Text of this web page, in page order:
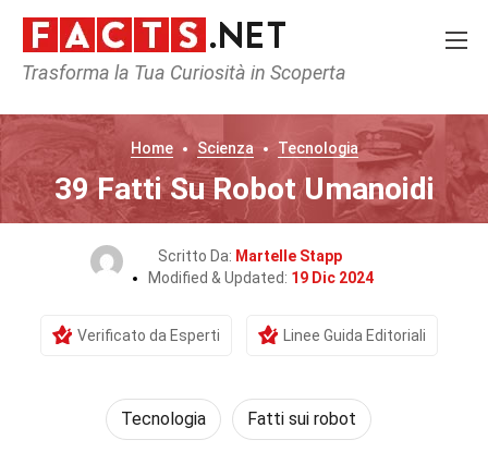
Trasforma la Tua Curiosità in Scoperta
Home Scienza Tecnologia
39 Fatti Su Robot Umanoidi
Scritto Da: Martelle Stapp
Modified & Updated: 19 Dic 2024
Verificato da Esperti Linee Guida Editoriali
Tecnologia Fatti sui robot